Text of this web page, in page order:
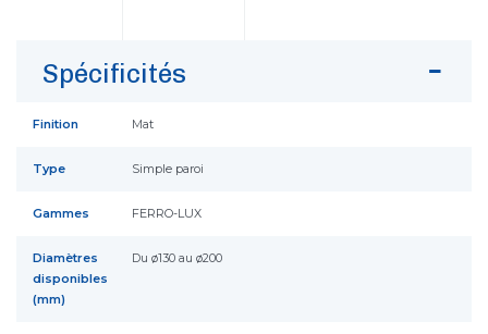
Spécificités
Finition Mat
Type Simple paroi
Gammes FERRO-LUX
Diamètres
disponibles
(mm)
Du ø130 au ø200